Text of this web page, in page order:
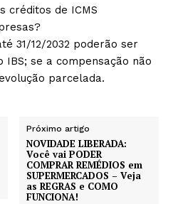
créditos de ICMS
31/12/2032 poderão ser
se a compensação não
parcelada.
Próximo artigo
NOVIDADE LIBERADA:
Você vai PODER
COMPRAR REMÉDIOS em
SUPERMERCADOS – Veja
as REGRAS e COMO
FUNCIONA!